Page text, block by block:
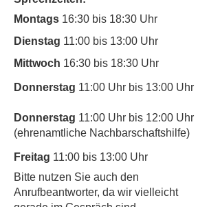
Montags 16:30 bis 18:30 Uhr
Dienstag 11:00 bis 13:00 Uhr
Mittwoch 16:30 bis 18:30 Uhr
Donnerstag 11:00 Uhr bis 13:00 Uhr
Donnerstag 11:00 Uhr bis 12:00 Uhr
(ehrenamtliche Nachbarschaftshilfe)
Freitag 11:00 bis 13:00 Uhr
​Bitte nutzen Sie auch den
Anrufbeantworter, da wir vielleicht